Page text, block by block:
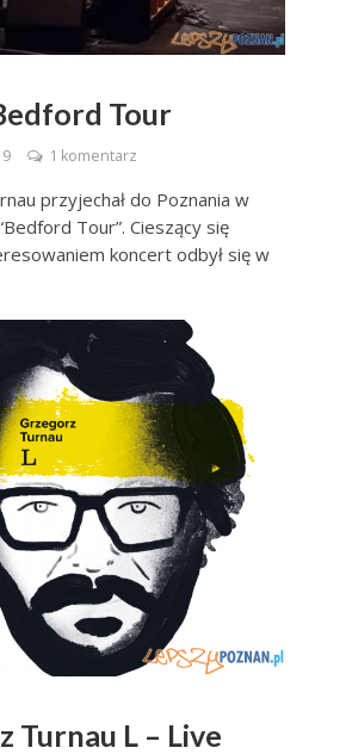
Tour
1 komentarz
przyjechał do Poznania w
Tour”. Cieszący się
koncert odbył się w
Turnau L – Live